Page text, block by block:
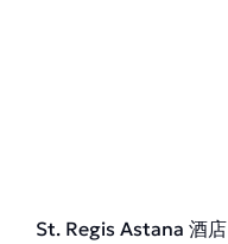
St. Regis Astana 酒店